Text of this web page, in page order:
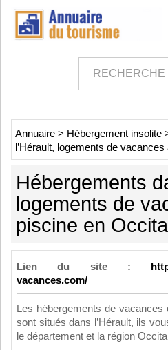
Annuaire > Hébergement insolite
l’Hérault, logements de
Hébergements
logements de
piscine en
Lien du site :
vacances.com/
Les hébergements de
sont situés dans l’Hérault, ils
le département et la région